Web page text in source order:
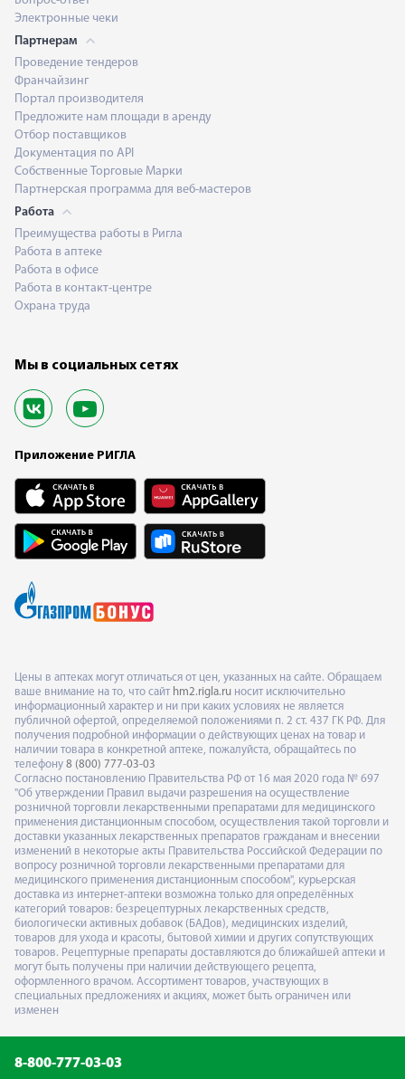
Электронные чеки
Партнерам
Проведение тендеров
Франчайзинг
Портал производителя
Предложите нам площади в аренду
Отбор поставщиков
Документация по API
Собственные Торговые Марки
Партнерская программа для веб-мастеров
Работа
Преимущества работы в Ригла
Работа в аптеке
Работа в офисе
Работа в контакт-центре
Охрана труда
Мы в социальных сетях
Приложение РИГЛА
Цены в аптеках могут отличаться от цен, указанных на сайте. Обращаем
ваше внимание на то, что сайт hm2.rigla.ru носит исключительно
информационный характер и ни при каких условиях не является
публичной офертой, определяемой положениями п. 2 ст. 437 ГК РФ. Для
получения подробной информации о действующих ценах на товар и
наличии товара в конкретной аптеке, пожалуйста, обращайтесь по
телефону 8 (800) 777-03-03
Согласно постановлению Правительства РФ от 16 мая 2020 года № 697
"Об утверждении Правил выдачи разрешения на осуществление
розничной торговли лекарственными препаратами для медицинского
применения дистанционным способом, осуществления такой торговли и
доставки указанных лекарственных препаратов гражданам и внесении
изменений в некоторые акты Правительства Российской Федерации по
вопросу розничной торговли лекарственными препаратами для
медицинского применения дистанционным способом", курьерская
доставка из интернет-аптеки возможна только для определённых
категорий товаров: безрецептурных лекарственных средств,
биологически активных добавок (БАДов), медицинских изделий,
товаров для ухода и красоты, бытовой химии и других сопутствующих
товаров. Рецептурные препараты доставляются до ближайшей аптеки и
могут быть получены при наличии действующего рецепта,
оформленного врачом. Ассортимент товаров, участвующих в
специальных предложениях и акциях, может быть ограничен или
изменен
8-800-777-03-03